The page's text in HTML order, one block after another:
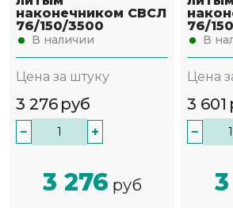
наконечником СВСЛ
76/150/3500
В наличии
Цена за штуку
3 276 руб
− +
3 276 руб
76/
В
Цена
3 601
−